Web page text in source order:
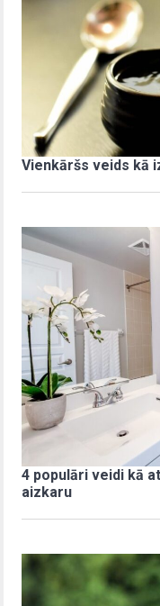
Vienkāršs veids kā
4 populāri veidi kā
aizkaru